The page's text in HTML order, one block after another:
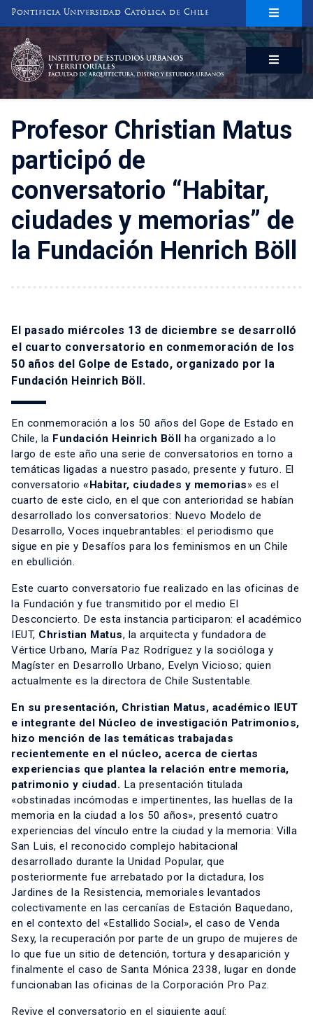
Pontificia Universidad Católica de Chile
INSTITUTO DE ESTUDIOS URBANOS
Y TERRITORIALES
FACULTAD DE ARQUITECTURA, DISEÑO Y ESTUDIOS URBANOS
Profesor Christian Matus
participó de
conversatorio “Habitar,
ciudades y memorias” de
la Fundación Henrich Böll
El pasado miércoles 13 de diciembre se desarrolló
el cuarto conversatorio en conmemoración de los
50 años del Golpe de Estado, organizado por la
Fundación Heinrich Böll.
En conmemoración a los 50 años del Gope de Estado en
Chile, la Fundación Heinrich Böll ha organizado a lo
largo de este año una serie de conversatorios en torno a
temáticas ligadas a nuestro pasado, presente y futuro. El
conversatorio «Habitar, ciudades y memorias» es el
cuarto de este ciclo, en el que con anterioridad se habían
desarrollado los conversatorios: Nuevo Modelo de
Desarrollo, Voces inquebrantables: el periodismo que
sigue en pie y Desafíos para los feminismos en un Chile
en ebullición.
Este cuarto conversatorio fue realizado en las oficinas de
la Fundación y fue transmitido por el medio El
Desconcierto. De esta instancia participaron: el académico
IEUT, Christian Matus, la arquitecta y fundadora de
Vértice Urbano, María Paz Rodríguez y la socióloga y
Magíster en Desarrollo Urbano, Evelyn Vicioso; quien
actualmente es la directora de Chile Sustentable.
En su presentación, Christian Matus, académico IEUT
e integrante del Núcleo de investigación Patrimonios,
hizo mención de las temáticas trabajadas
recientemente en el núcleo, acerca de ciertas
experiencias que plantea la relación entre memoria,
patrimonio y ciudad. La presentación titulada
«obstinadas incómodas e impertinentes, las huellas de la
memoria en la ciudad a los 50 años», presentó cuatro
experiencias del vínculo entre la ciudad y la memoria: Villa
San Luis, el reconocido complejo habitacional
desarrollado durante la Unidad Popular, que
posteriormente fue arrebatado por la dictadura, los
Jardines de la Resistencia, memoriales levantados
colectivamente en las cercanías de Estación Baquedano,
en el contexto del «Estallido Social», el caso de Venda
Sexy, la recuperación por parte de un grupo de mujeres de
lo que fue un sitio de detención, tortura y desaparición y
finalmente el caso de Santa Mónica 2338, lugar en donde
funcionaban las oficinas de la Corporación Pro Paz.
Revive el conversatorio en el siguiente aquí: